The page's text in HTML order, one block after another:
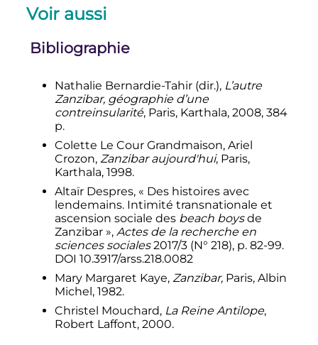
Voir aussi
Bibliographie
Nathalie Bernardie-Tahir (dir.), L’autre
Zanzibar, géographie d’une
contreinsularité, Paris, Karthala, 2008, 384
p.
Colette Le Cour Grandmaison, Ariel
Crozon, Zanzibar aujourd'hui, Paris,
Karthala, 1998.
Altaïr Despres, « Des histoires avec
lendemains. Intimité transnationale et
ascension sociale des beach boysde
Zanzibar », Actes de la recherche en
sciences sociales2017/3 (N° 218), p. 82-99.
DOI 10.3917/arss.218.0082
Mary Margaret Kaye, Zanzibar,Paris, Albin
Michel, 1982.
Christel Mouchard, La Reine Antilope,
Robert Laffont, 2000.